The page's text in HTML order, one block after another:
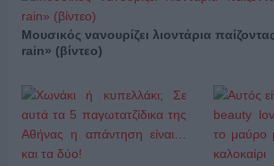
Μουσικός νανουρίζει λιοντάρια
rain» (βίντεο)